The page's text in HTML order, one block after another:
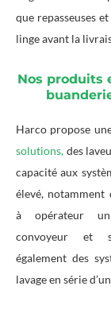
que repasseuses
linge avant la
Nos produits
Harco propose
solutions, des
capacité aux
élevé, notamment
à opérateur
convoyeur et
également des
lavage en série